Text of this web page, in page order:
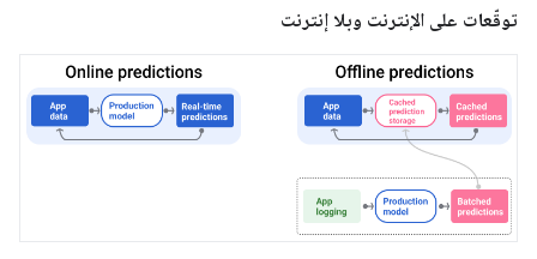
توقّعات على الإنترنت وبلا إنترنت